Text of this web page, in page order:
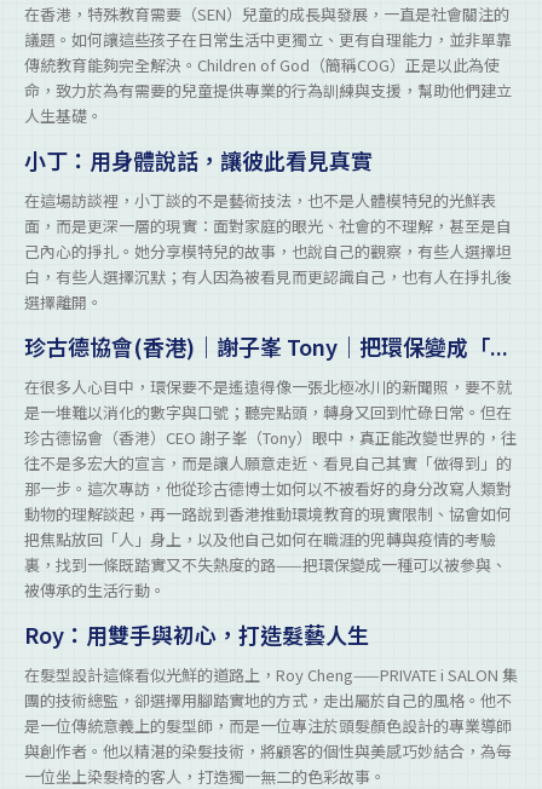
在香港，特殊教育需要（SEN）兒童的成長與發展，一直是社會關注的
議題。如何讓這些孩子在日常生活中更獨立、更有自理能力，並非單靠
傳統教育能夠完全解決。Children of God（簡稱COG）正是以此為使
命，致力於為有需要的兒童提供專業的行為訓練與支援，幫助他們建立
人生基礎。
小丁：用身體說話，讓彼此看見真實
在這場訪談裡，小丁談的不是藝術技法，也不是人體模特兒的光鮮表
面，而是更深一層的現實：面對家庭的眼光、社會的不理解，甚至是自
己內心的掙扎。她分享模特兒的故事，也說自己的觀察，有些人選擇坦
白，有些人選擇沉默；有人因為被看見而更認識自己，也有人在掙扎後
選擇離開。
珍古德協會(香港)｜謝子峯 Tony｜把環保變成「...
在很多人心目中，環保要不是遙遠得像一張北極冰川的新聞照，要不就
是一堆難以消化的數字與口號；聽完點頭，轉身又回到忙碌日常。但在
珍古德協會（香港）CEO 謝子峯（Tony）眼中，真正能改變世界的，往
往不是多宏大的宣言，而是讓人願意走近、看見自己其實「做得到」的
那一步。這次專訪，他從珍古德博士如何以不被看好的身分改寫人類對
動物的理解談起，再一路說到香港推動環境教育的現實限制、協會如何
把焦點放回「人」身上，以及他自己如何在職涯的兜轉與疫情的考驗
裏，找到一條既踏實又不失熱度的路——把環保變成一種可以被參與、
被傳承的生活行動。
Roy：用雙手與初心，打造髮藝人生
在髮型設計這條看似光鮮的道路上，Roy Cheng——PRIVATE i SALON 集
團的技術總監，卻選擇用腳踏實地的方式，走出屬於自己的風格。他不
是一位傳統意義上的髮型師，而是一位專注於頭髮顏色設計的專業導師
與創作者。他以精湛的染髮技術，將顧客的個性與美感巧妙結合，為每
一位坐上染髮椅的客人，打造獨一無二的色彩故事。